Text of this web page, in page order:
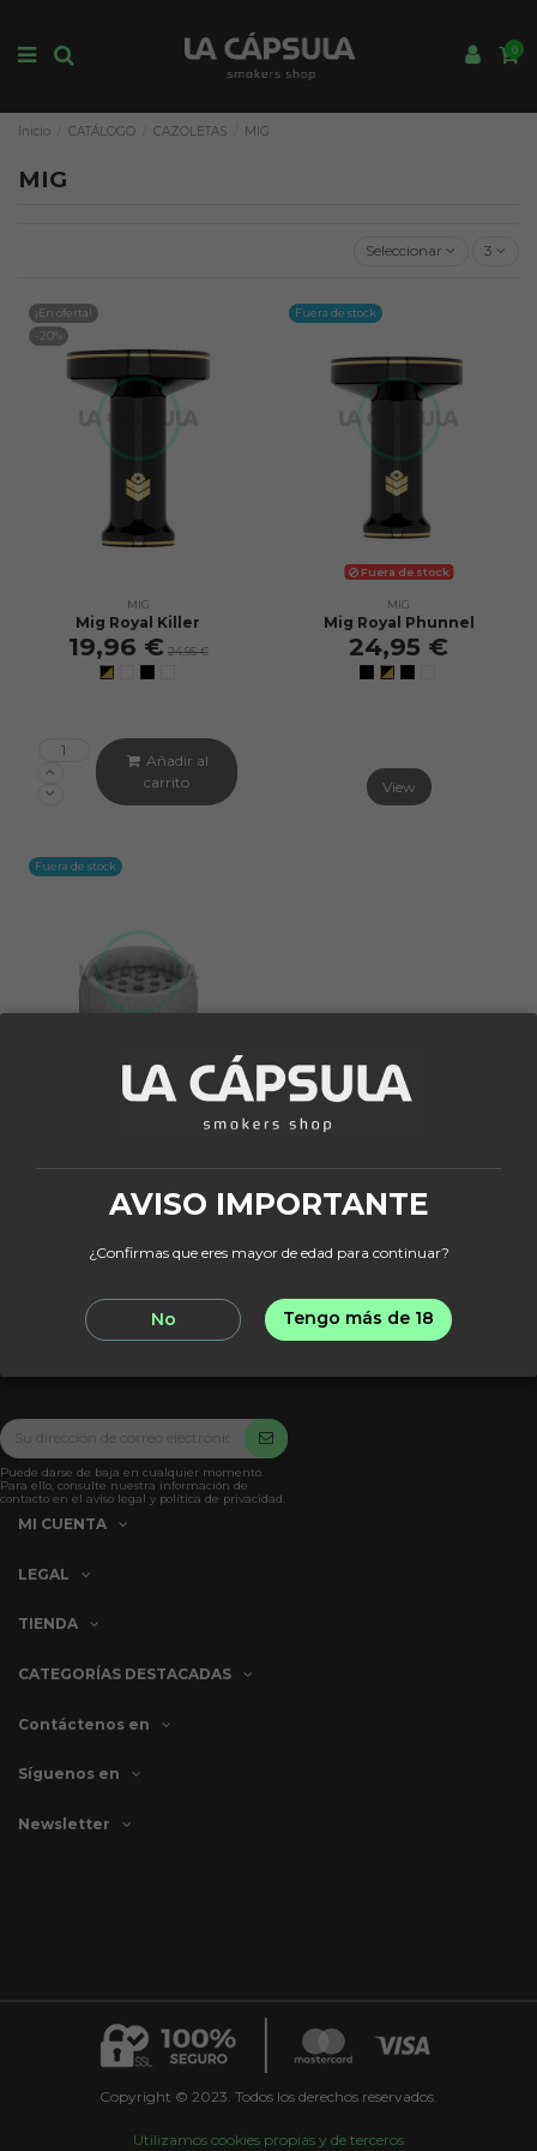
0
Inicio CATÁLOGO CAZOLETAS MIG
MIG
Seleccionar 3
¡En oferta!
-20%
MIG
Mig Royal Killer
19,96 € 24,95 €
Añadir al
carrito
Fuera de stock
Fuera de stock
MIG
Mig Royal Phunnel
24,95 €
View
Fuera de stock
24,95 €
Puede darse de baja en cualquier momento.
Para ello, consulte nuestra información de
contacto en el aviso legal y política de privacidad.
MI CUENTA
LEGAL
TIENDA
CATEGORÍAS DESTACADAS
Contáctenos en
AVISO IMPORTANTE
¿Confirmas que eres mayor de edad para continuar?
No Tengo más de 18
Síguenos en
Newsletter
Copyright © 2023. Todos los derechos reservados.
Utilizamos cookies propias y de terceros